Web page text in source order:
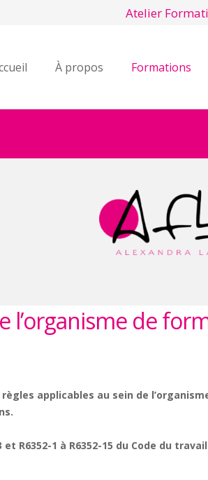
Atelier
À propos Formations
l’organisme de
applicables au sein de
R6352-1 à R6352-15 du Code du